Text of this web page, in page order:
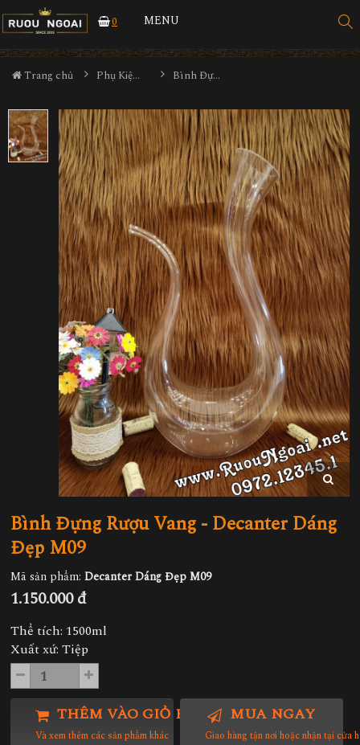
0 MENU
Trang chủ Phụ Kiện Rượu Bình Đựng Rượu Vang - Decanter Dáng Đẹp M09
Bình Đựng Rượu Vang - Decanter Dáng
Đẹp M09
Mã sản phẩm: Decanter Dáng Đẹp M09
1.150.000 đ
Thể tích: 1500ml
Xuất xứ: Tiệp
THÊM VÀO GIỎ HÀNG
Và xem thêm các sản phẩm khác
MUA NGAY
Giao hàng tận nơi hoặc nhận tại cửa